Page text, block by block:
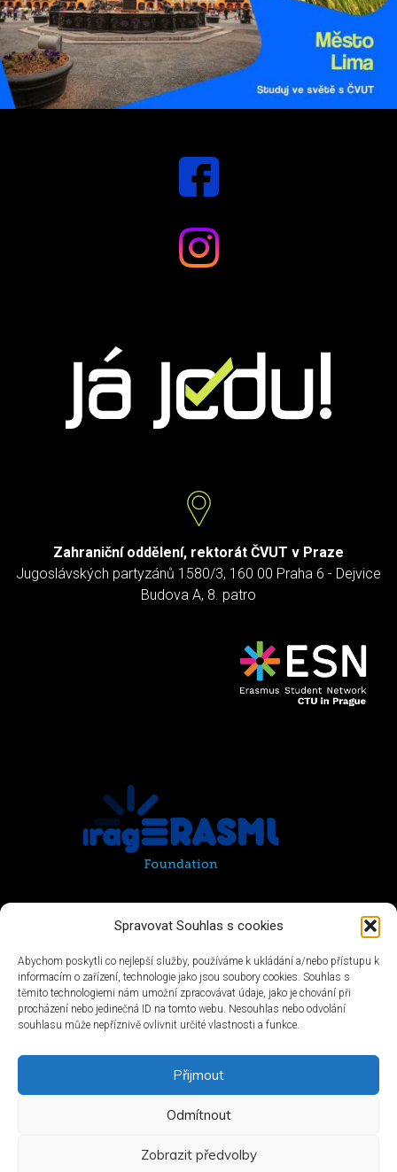
Spravovat Souhlas s cookies
Abychom poskytli co nejlepší služby, používáme k ukládání a/nebo přístupu k
informacím o zařízení, technologie jako jsou soubory cookies. Souhlas s
těmito technologiemi nám umožní zpracovávat údaje, jako je chování při
procházení nebo jedinečná ID na tomto webu. Nesouhlas nebo odvolání
souhlasu může nepříznivě ovlivnit určité vlastnosti a funkce.
Přijmout
Odmítnout
Zobrazit předvolby
Zahraniční oddělení, rektorát ČVUT v Praze
Jugoslávských partyzánů 1580/3, 160 00 Praha 6 - Dejvice
Budova A, 8. patro